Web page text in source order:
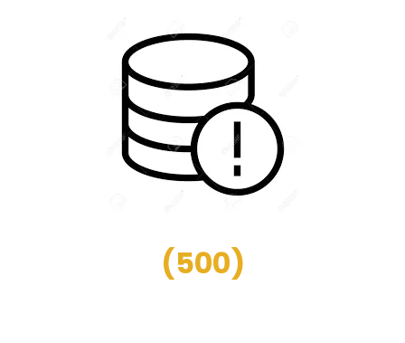
(500)